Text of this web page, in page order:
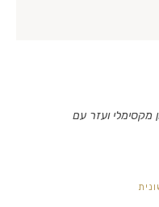
מקסימלי ועזר עם